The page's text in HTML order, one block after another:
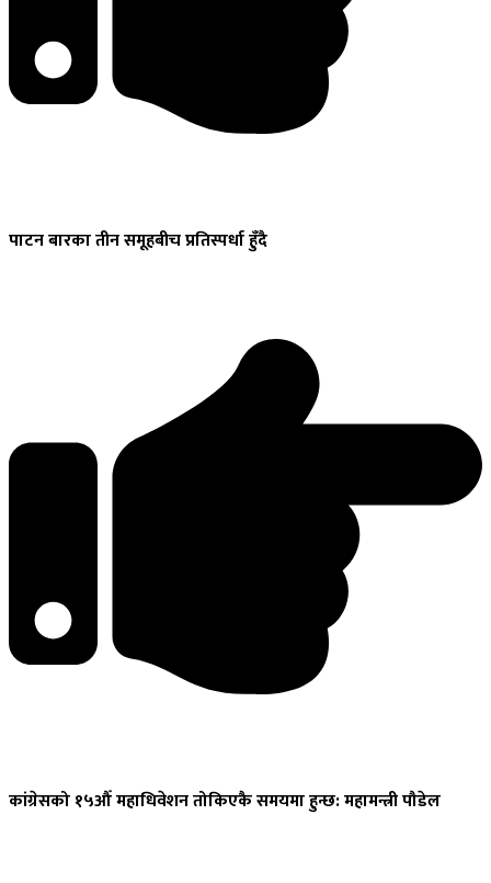
पाटनबारका तीन समूहबीच प्रतिस्पर्धा हुँदै
कांग्रेसको१५औँ महाधिवेशन तोकिएकै समयमा हुन्छ: महामन्त्री पौडेल